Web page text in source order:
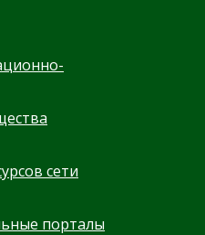
сети
порталы